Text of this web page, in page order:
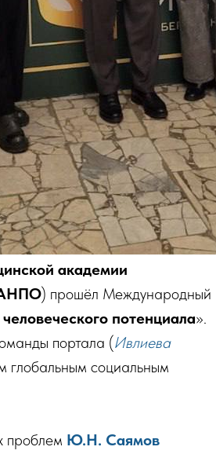
академии
) прошёл Международный
потенциала».
портала (Ивлиева
глобальным социальным
проблем Ю.Н. Саямов